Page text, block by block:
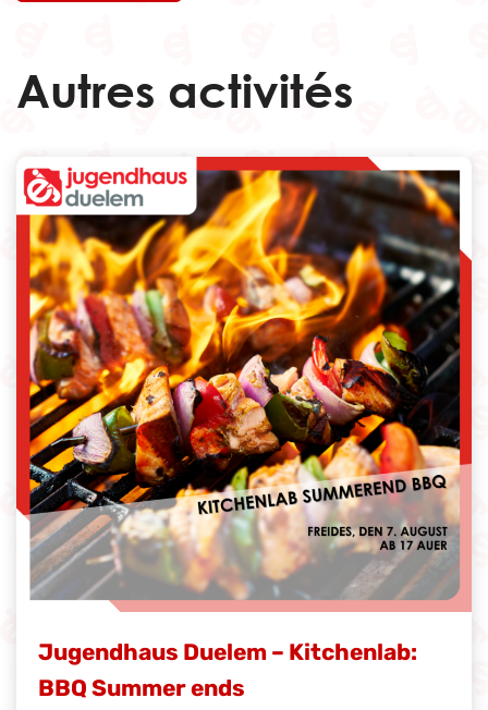
Autres activités
Jugendhaus Duelem – Kitchenlab:
BBQ Summer ends